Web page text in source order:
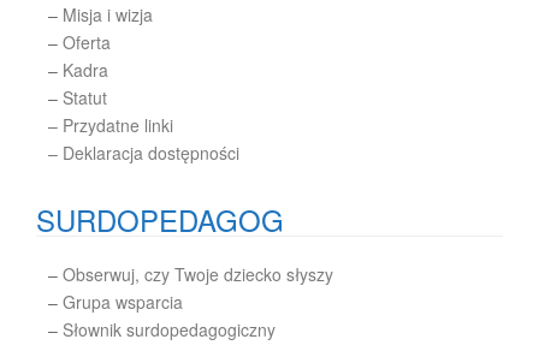
– Misja i wizja
– Oferta
– Kadra
– Statut
– Przydatne linki
– Deklaracja dostępności
SURDOPEDAGOG
– Obserwuj, czy Twoje dziecko słyszy
– Grupa wsparcia
– Słownik surdopedagogiczny